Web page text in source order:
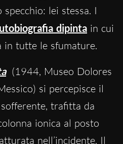
lei stessa. I
dipinta in cui
in tutte le sfumature.
(1944, Museo Dolores
si percepisce il
trafitta da
ionica al posto
nell’incidente. Il